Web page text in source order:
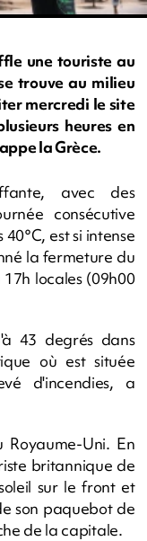
une touriste au
trouve au milieu
mercredi le site
heures en
la Grèce.
avec des
consécutive
est si intense
la fermeture du
locales (09h00
43 degrés dans
où est située
d'incendies, a
Uni. En
britannique de
sur le front et
son paquebot de
de la capitale.